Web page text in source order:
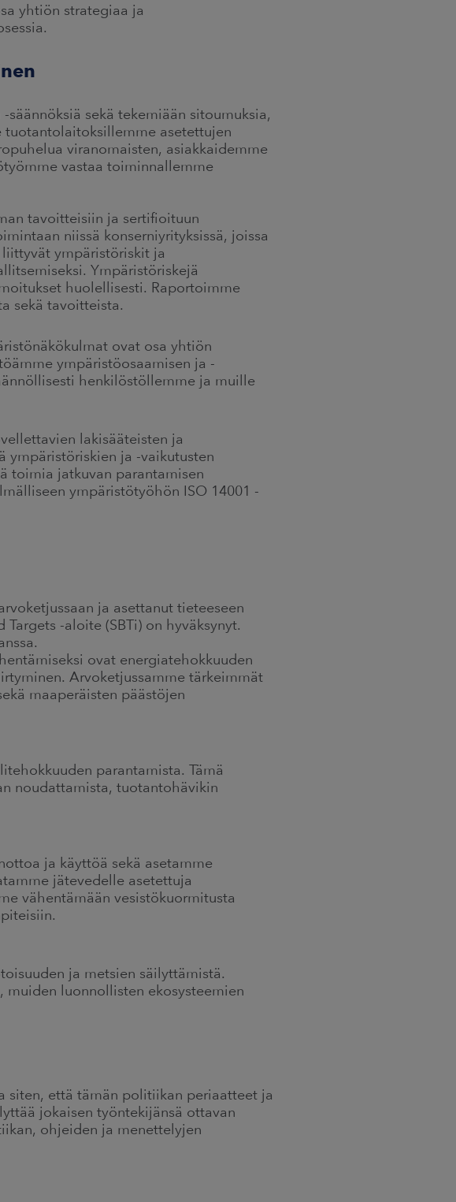
yhtiön strategiaa ja
sekä tekemiään sitoumuksia,
tuotantolaitoksillemme asetettujen
viranomaisten, asiakkaidemme
vastaa toiminnallemme
tavoitteisiin ja sertifioituun
niissä konserniyrityksissä, joissa
ympäristöriskit ja
Ympäristöriskejä
huolellisesti. Raportoimme
sekä tavoitteista.
ovat osa yhtiön
ympäristöosaamisen ja -
henkilöstöllemme ja muille
lakisääteisten ja
ympäristöriskien ja -vaikutusten
toimia jatkuvan parantamisen
ympäristötyöhön ISO 14001 -
ja asettanut tieteeseen
-aloite (SBTi) on hyväksynyt.
ovat energiatehokkuuden
Arvoketjussamme tärkeimmät
maaperäisten päästöjen
parantamista. Tämä
noudattamista, tuotantohävikin
ja käyttöä sekä asetamme
jätevedelle asetettuja
vähentämään vesistökuormitusta
ja metsien säilyttämistä.
luonnollisten ekosysteemien
siten, että tämän politiikan periaatteet ja
jokaisen työntekijänsä ottavan
ohjeiden ja menettelyjen